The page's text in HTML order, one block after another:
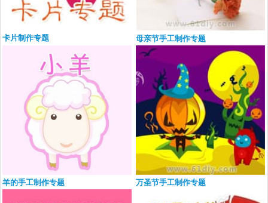
卡片制作专题 母亲节手工制作专题
羊的手工制作专题 万圣节手工制作专题